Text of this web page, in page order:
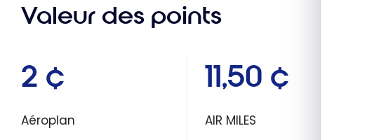
Valeur des points
2 ¢
Aéroplan
11,50 ¢
AIR MILES